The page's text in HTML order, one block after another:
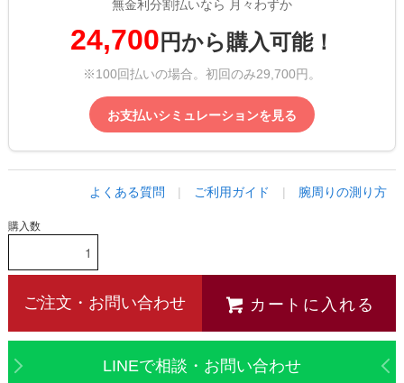
無金利分割払いなら 月々わずか
24,700 円から購入可能！
※100回払いの場合。初回のみ29,700円。
お支払いシミュレーションを見る
よくある質問 | ご利用ガイド | 腕周りの測り方
購入数
ご注文・お問い合わせ カートに入れる
LINEで相談・お問い合わせ